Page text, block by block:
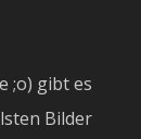
;o) gibt es
Bilder